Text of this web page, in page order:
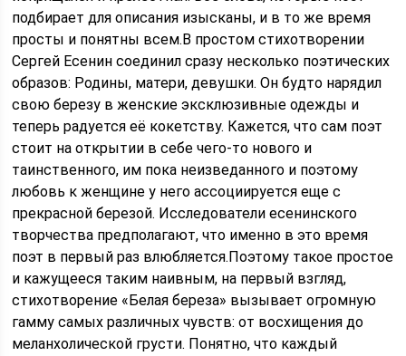
подбирает для описания изысканы, и в то же время
просты и понятны всем.В простом стихотворении
Сергей Есенин соединил сразу несколько поэтических
образов: Родины, матери, девушки. Он будто нарядил
свою березу в женские эксклюзивные одежды и
теперь радуется её кокетству. Кажется, что сам поэт
стоит на открытии в себе чего-то нового и
таинственного, им пока неизведанного и поэтому
любовь к женщине у него ассоциируется еще с
прекрасной березой. Исследователи есенинского
творчества предполагают, что именно в это время
поэт в первый раз влюбляется.Поэтому такое простое
и кажущееся таким наивным, на первый взгляд,
стихотворение «Белая береза» вызывает огромную
гамму самых различных чувств: от восхищения до
меланхолической грусти. Понятно, что каждый